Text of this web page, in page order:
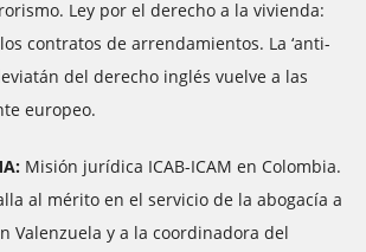
Ley por el derecho a la vivienda:
contratos de arrendamientos. La ‘anti-
del derecho inglés vuelve a las
europeo.
Misión jurídica ICAB-ICAM en Colombia.
al mérito en el servicio de la abogacía a
Valenzuela y a la coordinadora del